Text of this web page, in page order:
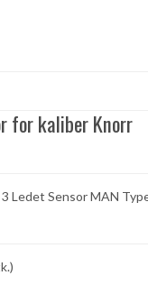
for kaliber Knorr
Ledet Sensor MAN